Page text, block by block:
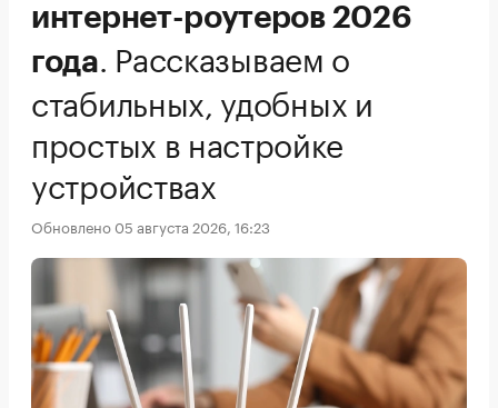
интернет-роутеров 2026
года
Рассказываем о
стабильных, удобных и
простых в настройке
устройствах
Обновлено 05 августа 2026, 16:23